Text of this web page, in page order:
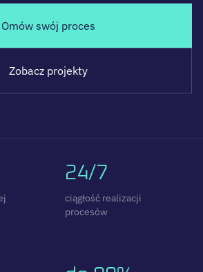
Omów swój proces
Zobacz projekty
24/7
ciągłość realizacji
procesów